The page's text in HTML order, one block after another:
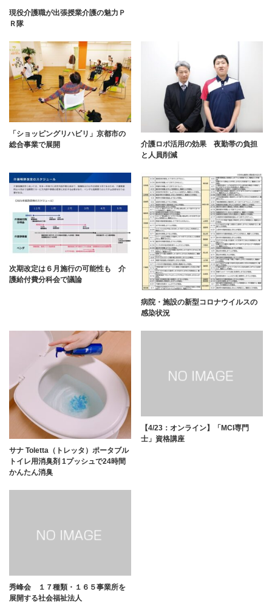
現役介護職が出張授業介護の魅力Ｐ
Ｒ隊
「ショッピングリハビリ」京都市の
総合事業で展開
介護ロボ活用の効果 夜勤帯の負担
と人員削減
次期改定は６月施行の可能性も 介
護給付費分科会で議論
病院・施設の新型コロナウイルスの
感染状況
サナ Toletta（トレッタ）ポータブル
トイレ用消臭剤 1プッシュで24時間
かんたん消臭
【4/23：オンライン】「MCI専門
士」資格講座
秀峰会 １７種類・１６５事業所を
展開する社会福祉法人